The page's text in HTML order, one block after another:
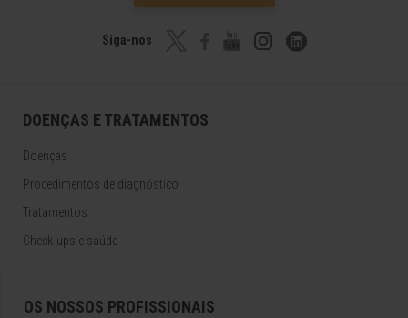
Siga-nos
DOENÇAS E TRATAMENTOS
Doenças
Procedimentos de diagnóstico
Tratamentos
Check-ups e saúde
OS NOSSOS PROFISSIONAIS